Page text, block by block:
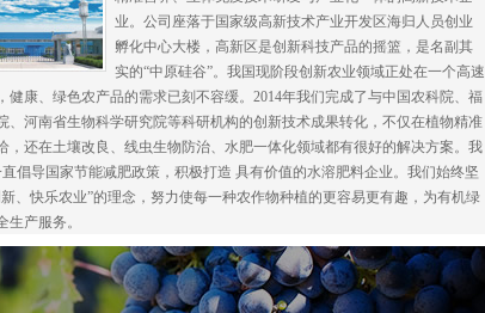
业。公司座落于国家级高新技术产业开发区海归人员创业
孵化中心大楼，高新区是创新科技产品的摇篮，是名副其
实的“中原硅谷”。我国现阶段创新农业领域正处在一个高速
健康、绿色农产品的需求已刻不容缓。 2014年我们完成了与中国农科院、福
、河南省生物科学研究院等科研机构的创新技术成果转化，不仅在植物精准
，还在土壤改良、线虫生物防治、水肥一体化领域都有很好的解决方案。我
倡导国家节能减肥政策，积极打造 具有价值的水溶肥料企业。我们始终坚
、快乐农业”的理念，努力使每一种农作物种植的更容易更有趣，为有机绿
生产服务。